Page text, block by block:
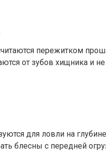
пережитком
от зубов хищника и
для ловли на
блесны с передней